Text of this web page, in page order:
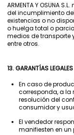
ARMENTA Y OSUNA
del incumplimiento
existencias o no
o huelga total o
medios de
entre otros.
13. GARANTÍAS LEGALES
En caso de
corresponda, a la
resolución del
consumidor y
El vendedor
manifiesten en un